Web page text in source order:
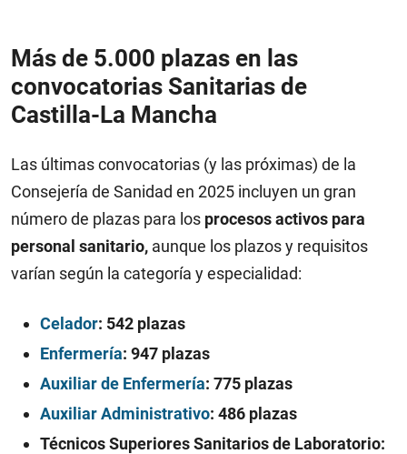
Más de 5.000 plazas en las
convocatorias Sanitarias de
Castilla-La Mancha
Las últimas convocatorias (y las próximas) de la
Consejería de Sanidad en 2025 incluyen un gran
número de plazas para los procesos activos para
personal sanitario, aunque los plazos y requisitos
varían según la categoría y especialidad:
Celador: 542 plazas
Enfermería: 947 plazas
Auxiliar de Enfermería: 775 plazas
Auxiliar Administrativo: 486 plazas
Técnicos Superiores Sanitarios de Laboratorio: